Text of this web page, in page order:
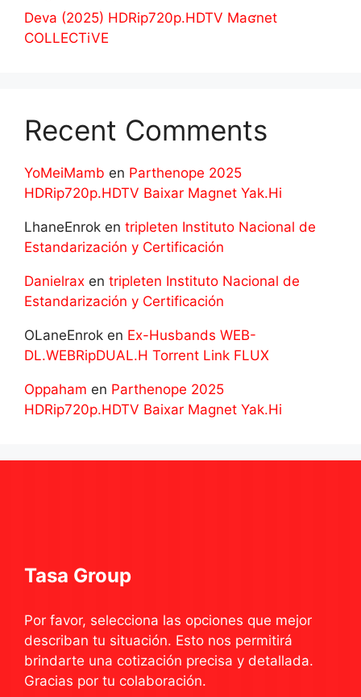
Deva (2025) HDRip720p.HDTV Maʛnet
COLLECTiVE
Recent Comments
YoMeiMamb en Parthenope 2025
HDRip720p.HDTV Baixar Magnet Yak.Hi
LhaneEnrok en tripleten Instituto Nacional de
Estandarización y Certificación
Danielrax en tripleten Instituto Nacional de
Estandarización y Certificación
OLaneEnrok en Ex-Husbands WEB-
DL.WEBRipDUAL.H Torrent Link FLUX
Oppaham en Parthenope 2025
HDRip720p.HDTV Baixar Magnet Yak.Hi
Tasa Group
Por favor, selecciona las opciones que mejor
describan tu situación. Esto nos permitirá
brindarte una cotización precisa y detallada.
Gracias por tu colaboración.